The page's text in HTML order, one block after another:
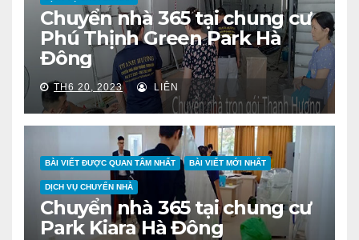
Chuyển nhà 365 tại chung cư
Phú Thịnh Green Park Hà
Đông
TH6 20, 2023 LIÊN
BÀI VIẾT ĐƯỢC QUAN TÂM NHẤT BÀI VIẾT MỚI NHẤT
DỊCH VỤ CHUYỂN NHÀ
Chuyển nhà 365 tại chung cư
Park Kiara Hà Đông